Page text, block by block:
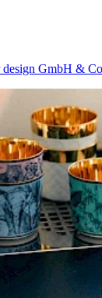
design GmbH &